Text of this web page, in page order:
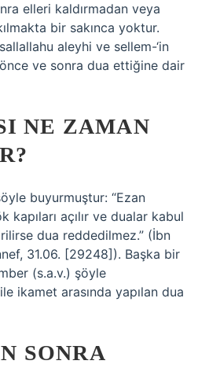
elleri kaldırmadan veya
bir sakınca yoktur.
aleyhi ve sellem-‘in
ve sonra dua ettiğine dair
NE ZAMAN
buyurmuştur: “Ezan
kapıları açılır ve dualar kabul
dua reddedilmez.” (İbn
31.06. [29248]). Başka bir
(s.a.v.) şöyle
ikamet arasında yapılan dua
SONRA